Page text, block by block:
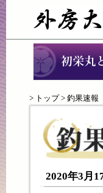
> トップ> 釣果速報
2020年3月